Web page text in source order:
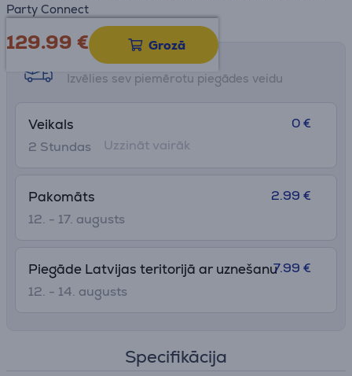
Party Connect
129.99 € Grozā
Saņemšanas iespējas
Izvēlies sev piemērotu piegādes veidu
Veikals
2 Stundas
0 €
Uzzināt vairāk
Pakomāts
12. - 17. augusts
2.99 €
Piegāde Latvijas teritorijā ar uznešanu
12. - 14. augusts
7.99 €
Specifikācija